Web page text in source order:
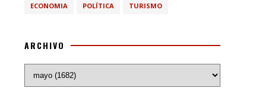
ECONOMIA POLÍTICA TURISMO
ARCHIVO